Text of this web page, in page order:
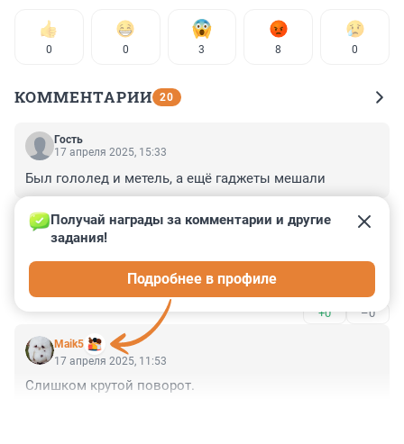
0 0 3 8 0
КОММЕНТАРИИ 20
Гость
17 апреля 2025, 15:33
Был гололед и метель, а ещё гаджеты мешали
Гость
Пусть автопилоты водят.
+0 –0
Maik5
Получай награды за комментарии и другие
задания!
Подробнее в профиле
17 апреля 2025, 11:53
Слишком крутой поворот.